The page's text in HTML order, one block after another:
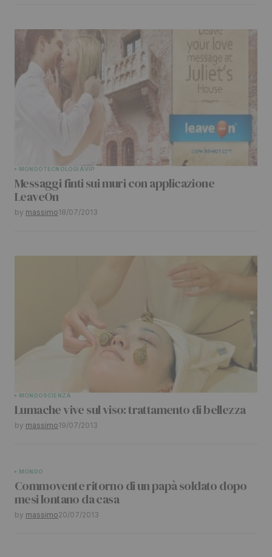
MONDOTECNOLOGIAVIP
Messaggi finti sui muri con applicazione
LeaveOn
by massimo18/07/2013
MONDOSCIENZA
Lumache vive sul viso: trattamento di bellezza
by massimo19/07/2013
MONDO
Commovente ritorno di un papà soldato dopo
mesi lontano da casa
by massimo20/07/2013